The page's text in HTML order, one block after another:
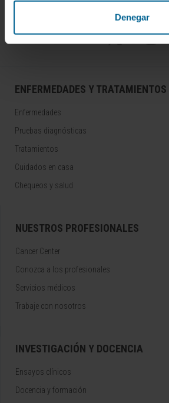
Denegar
Síguenos
ENFERMEDADES Y TRATAMIENTOS
Enfermedades
Pruebas diagnósticas
Tratamientos
Cuidados en casa
Chequeos y salud
NUESTROS PROFESIONALES
Cancer Center
Conozca a los profesionales
Servicios médicos
Trabaje con nosotros
INVESTIGACIÓN Y DOCENCIA
Ensayos clínicos
Docencia y formación